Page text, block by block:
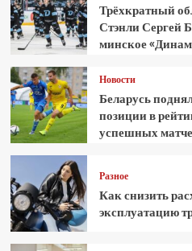
Трёхкратный
Стэнли Сергей
минское
Новости
Беларусь
позиции в
успешных
Разное
Как снизить
эксплуатацию